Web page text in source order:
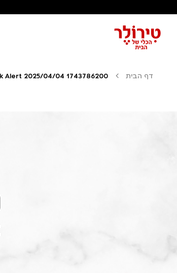
דף הבית Alert 2025/04/04 1743786200